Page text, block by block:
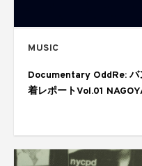
MUSIC
Documentary OddRe: バ
着レポートVol.01